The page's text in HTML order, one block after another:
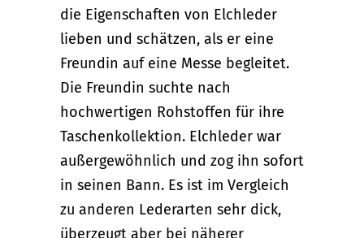
die Eigenschaften von Elchleder
lieben und schätzen, als er eine
Freundin auf eine Messe begleitet.
Die Freundin suchte nach
hochwertigen Rohstoffen für ihre
Taschenkollektion. Elchleder war
außergewöhnlich und zog ihn sofort
in seinen Bann. Es ist im Vergleich
zu anderen Lederarten sehr dick,
überzeugt aber bei näherer